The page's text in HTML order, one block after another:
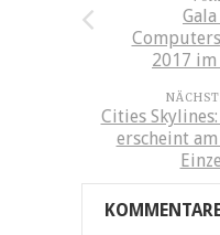
2017
Cities
erscheint